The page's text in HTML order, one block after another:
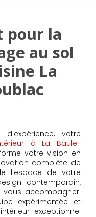
pour la
au sol
La
votre
à La Baule-
votre vision en
complète de
l'espace de votre
contemporain,
accompagner.
expérimentée et
exceptionnel